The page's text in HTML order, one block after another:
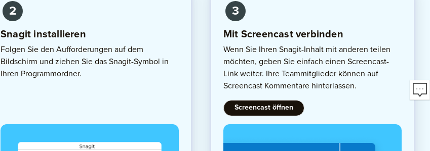
2
Snagit installieren
Folgen Sie den Aufforderungen auf dem
Bildschirm und ziehen Sie das Snagit-Symbol in
Ihren Programmordner.
3
Mit Screencast verbinden
Wenn Sie Ihren Snagit-Inhalt mit anderen teilen
möchten, geben Sie einfach einen Screencast-
Link weiter. Ihre Teammitglieder können auf
Screencast Kommentare hinterlassen.
Screencast öffnen